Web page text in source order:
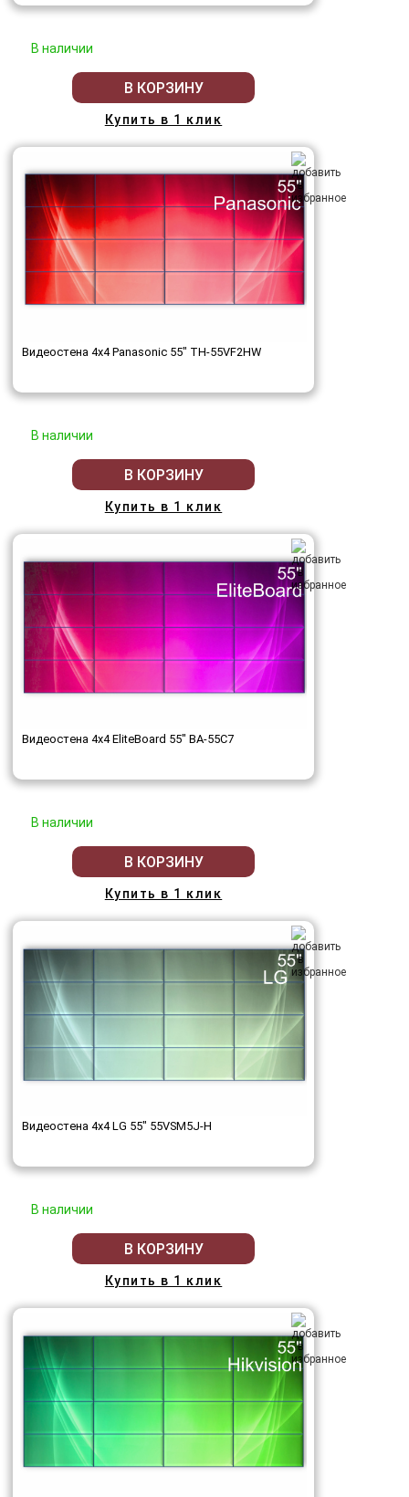
В наличии
В КОРЗИНУ
Купить в 1 клик
Видеостена 4x4 Panasonic 55" TH-55VF2HW
В наличии
В КОРЗИНУ
Купить в 1 клик
Видеостена 4x4 EliteBoard 55" BA-55C7
В наличии
В КОРЗИНУ
Купить в 1 клик
Видеостена 4x4 LG 55" 55VSM5J-H
В наличии
В КОРЗИНУ
Купить в 1 клик